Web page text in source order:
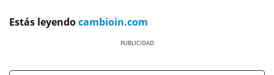
Estás leyendocambioin.com